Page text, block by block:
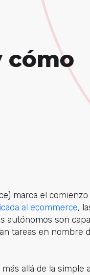
cómo
marca el
al ecommerce,
autónomos son
tareas en nombre
más allá de la simple